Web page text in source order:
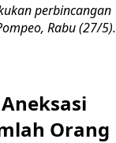
perbincangan
Rabu (27/5).
Orang